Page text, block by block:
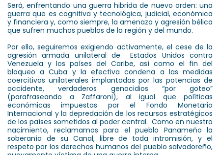
Será, enfrentando una guerra hibrida de nuevo orden: una
guerra que es cognitiva y tecnológica, judicial, económica
y financiera y, como siempre, la amenaza y agresión bélica
que sufren muchos pueblos de la región y del mundo.
Por ello, seguiremos exigiendo activamente, el cese de la
agresión armada unilateral de Estados Unidos contra
Venezuela y los países del Caribe, así como el fin del
bloqueo a Cuba y la efectiva condena a las medidas
coercitivas unilaterales implantadas por las potencias de
occidente, verdaderos genocidios “por goteo”
(parafraseando a Zaffaroni), al igual que políticas
económicas impuestas por el Fondo Monetario
Internacional y la depredación de los recursos estratégicos
de los países sometidos al poder central. Como en nuestro
nacimiento, reclamamos para el pueblo Panameño la
soberanía de su Canal, libre de toda intromisión, y el
respeto por los derechos humanos del pueblo salvadoreño,